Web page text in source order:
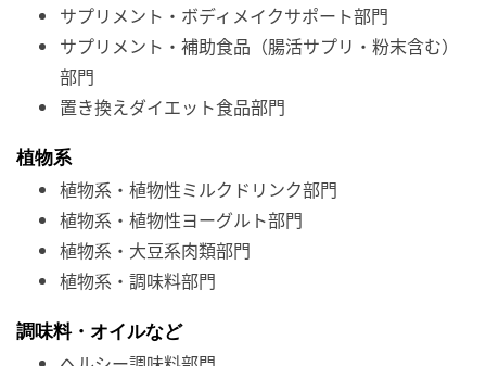
サプリメント・ボディメイクサポート部門
サプリメント・補助食品（腸活サプリ・粉末含む）
部門
置き換えダイエット食品部門
植物系
植物系・植物性ミルクドリンク部門
植物系・植物性ヨーグルト部門
植物系・大豆系肉類部門
植物系・調味料部門
調味料・オイルなど